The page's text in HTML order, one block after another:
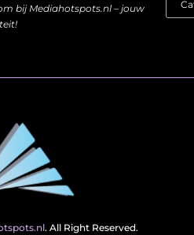
bij Mediahotspots.nl – jouw
. All Right Reserved.